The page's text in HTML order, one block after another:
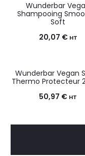
Wunderbar
Shampooing
Soft
20,07 € HT
Wunderbar Vegan
Thermo Protecteur
50,97 € HT